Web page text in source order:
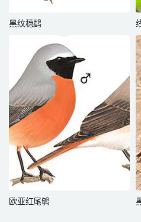
黑纹穗鹛
欧亚红尾鸲